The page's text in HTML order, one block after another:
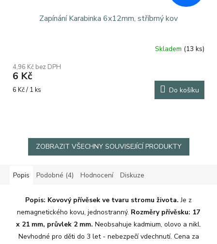
Zapínání Karabinka 6x12mm, stříbrný kov
Skladem (13 ks)
4,96 Kč bez DPH
6 Kč
Měrná
6 Kč / 1 ks Do košíku
ZOBRAZIT VŠECHNY SOUVISEJÍCÍ PRODUKTY
Popis Podobné (4) Hodnocení Diskuze
Popis: Kovový přívěsek ve tvaru stromu života. Je z
nemagnetického kovu, jednostranný. Rozměry přívěsku: 17
x 21 mm, průvlek 2 mm. Neobsahuje kadmium, olovo a nikl.
Nevhodné pro děti do 3 let - nebezpečí vdechnutí. Cena za